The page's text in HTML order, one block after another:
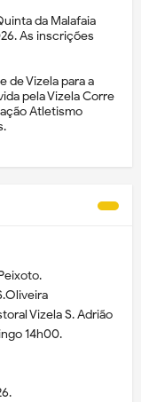
da Malafaia
As inscrições
de Vizela para a
pela Vizela Corre
Atletismo
Vizela S. Adrião
14h00.